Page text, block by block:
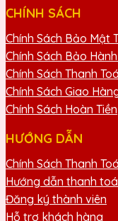
CHÍNH SÁCH
Chính Sách Bảo Mật
Chính Sách Bảo
Chính Sách Thanh
Chính Sách Giao
Chính Sách Hoàn Tiền
HƯỚNG DẪN
Chính Sách Thanh
Hướng dẫn thanh
Đăng ký thành viên
Hỗ trợ khách hàng